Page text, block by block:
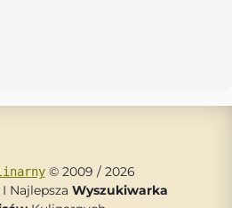
© 2009 / 2026
I Najlepsza Wyszukiwarka